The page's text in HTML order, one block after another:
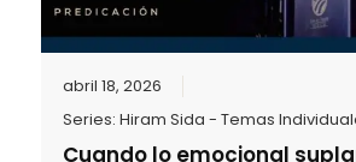
abril 18, 2026
Series: Hiram Sida - Temas
Cuando lo emocional